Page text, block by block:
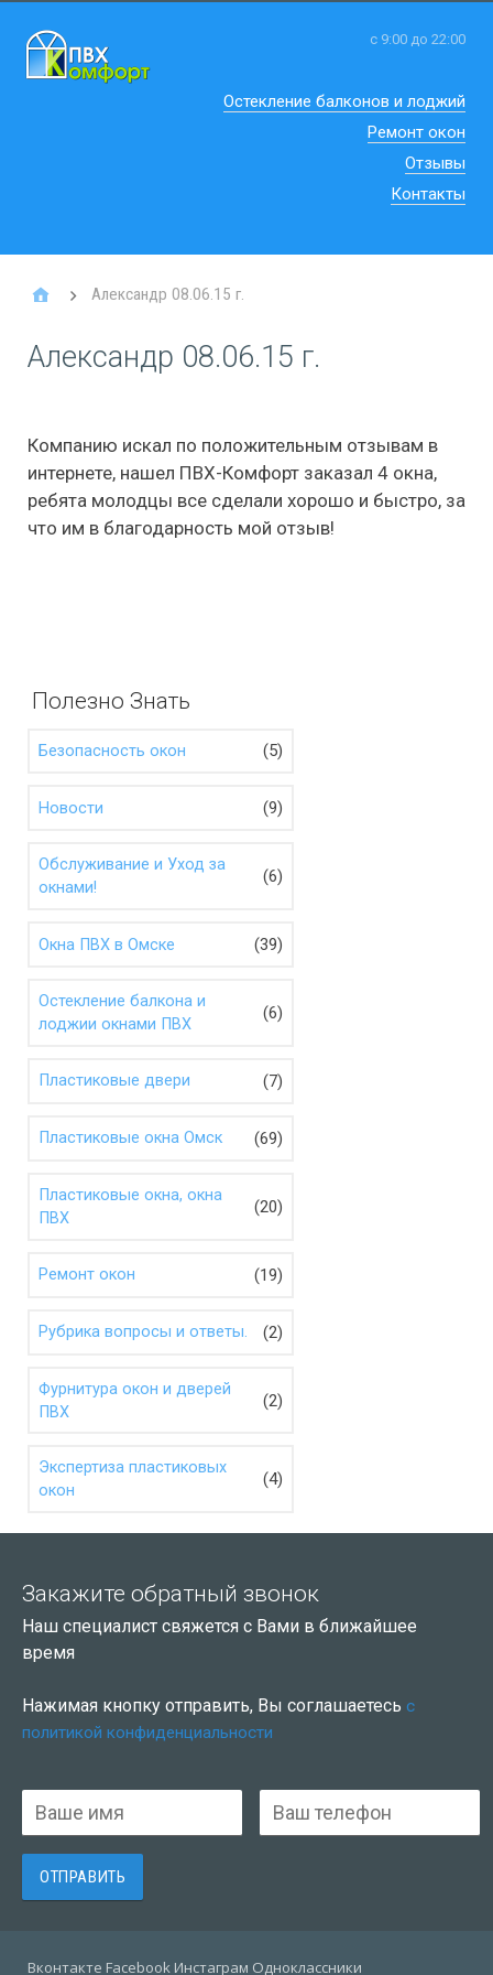
с 9:00 до 22:00
Остекление балконов и лоджий
Ремонт окон
Отзывы
Контакты
Александр 08.06.15 г.
Александр 08.06.15 г.
Компанию искал по положительным отзывам в
интернете, нашел ПВХ-Комфорт заказал 4 окна,
ребята молодцы все сделали хорошо и быстро, за
что им в благодарность мой отзыв!
Полезно Знать
Безопасность окон (5)
Новости (9)
Обслуживание и Уход за
окнами!
(6)
Окна ПВХ в Омске (39)
Остекление балкона и
лоджии окнами ПВХ
(6)
Пластиковые двери (7)
Пластиковые окна Омск (69)
Пластиковые окна, окна
ПВХ
(20)
Ремонт окон (19)
Рубрика вопросы и ответы. (2)
Фурнитура окон и дверей
ПВХ
(2)
Экспертиза пластиковых
окон
(4)
Закажите обратный звонок
Наш специалист свяжется с Вами в ближайшее
время
Нажимая кнопку отправить, Вы соглашаетесь с
политикой конфиденциальности
Вконтакте Facebook Инстаграм Одноклассники